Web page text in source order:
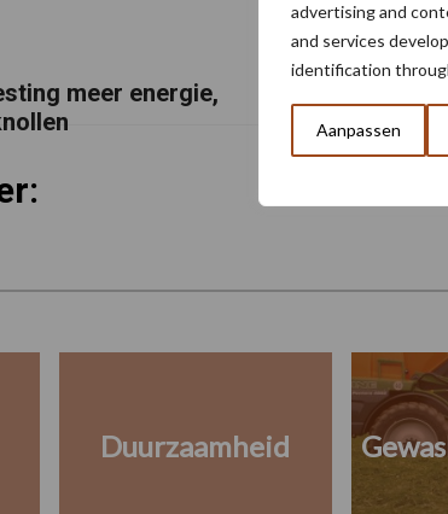
advertising and
and services
identification
Aanpassen
meer energie,
Van onze
alternatief
Duurzaamheid